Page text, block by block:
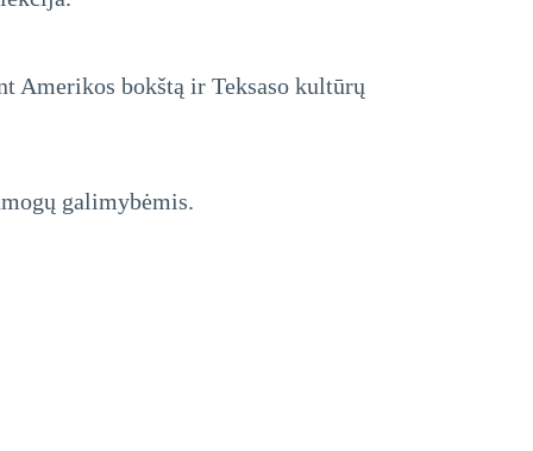
Amerikos bokštą ir Teksaso kultūrų
galimybėmis.